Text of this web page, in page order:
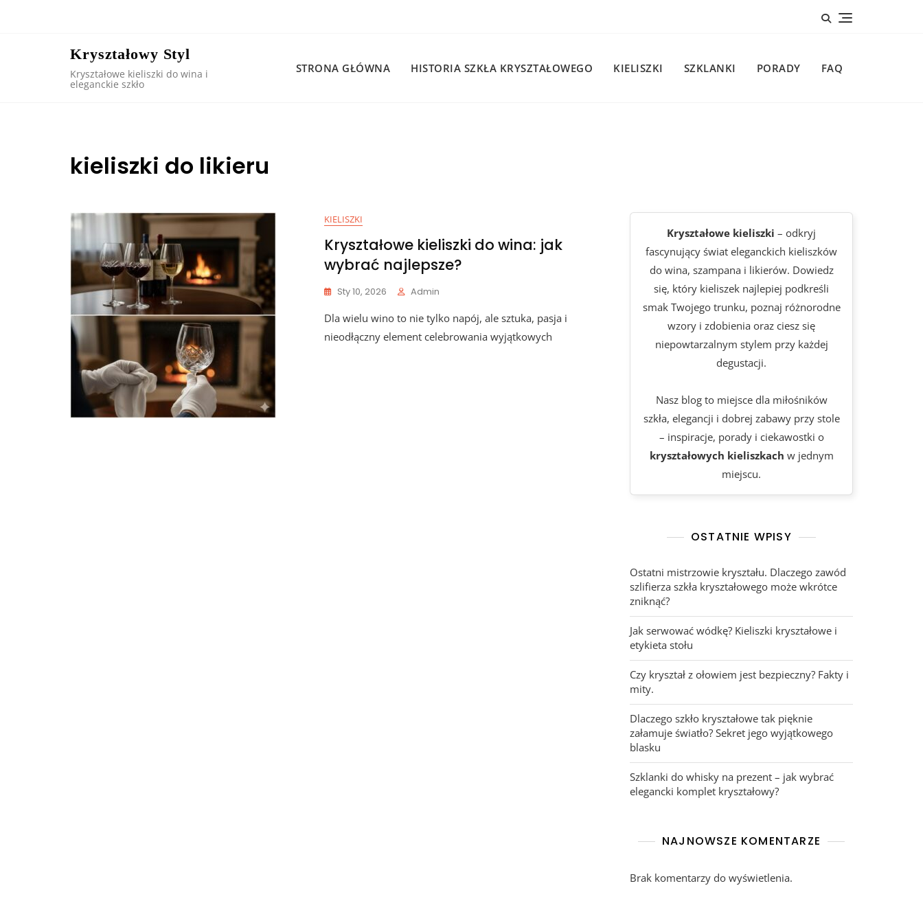
Kryształowy Styl
Kryształowe kieliszki do wina i
eleganckie szkło
STRONA GŁÓWNA HISTORIA SZKŁA KRYSZTAŁOWEGO KIELISZKI SZKLANKI PORADY FAQ
kieliszki do likieru
KIELISZKI
Kryształowe kieliszki do wina: jak
wybrać najlepsze?
Sty 10, 2026 Admin
Dla wielu wino to nie tylko napój, ale sztuka, pasja i
nieodłączny element celebrowania wyjątkowych
Kryształowe kieliszki – odkryj
fascynujący świat eleganckich kieliszków
do wina, szampana i likierów. Dowiedz
się, który kieliszek najlepiej podkreśli
smak Twojego trunku, poznaj różnorodne
wzory i zdobienia oraz ciesz się
niepowtarzalnym stylem przy każdej
degustacji.
Nasz blog to miejsce dla miłośników
szkła, elegancji i dobrej zabawy przy stole
– inspiracje, porady i ciekawostki o
kryształowych kieliszkach w jednym
miejscu.
OSTATNIE WPISY
Ostatni mistrzowie kryształu. Dlaczego zawód
szlifierza szkła kryształowego może wkrótce
zniknąć?
Jak serwować wódkę? Kieliszki kryształowe i
etykieta stołu
Czy kryształ z ołowiem jest bezpieczny? Fakty i
mity.
Dlaczego szkło kryształowe tak pięknie
załamuje światło? Sekret jego wyjątkowego
blasku
Szklanki do whisky na prezent – jak wybrać
elegancki komplet kryształowy?
NAJNOWSZE KOMENTARZE
Brak komentarzy do wyświetlenia.